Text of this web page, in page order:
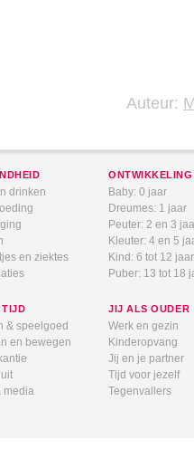
Auteur:
drinken
en ziektes
ONTWIKKELING
Baby: 0 jaar
Dreumes: 1 jaar
Peuter: 2 en 3
Kleuter: 4 en 5
Kind: 6 tot 12 jaar
Puber: 13 tot 18
TIJD
& speelgoed
en bewegen
media
JIJ ALS OUDER
Werk en gezin
Kinderopvang
Jij en je partner
Tijd voor jezelf
Tegenvallers